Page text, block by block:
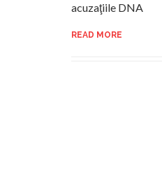
acuzaţiile DNA
READ MORE